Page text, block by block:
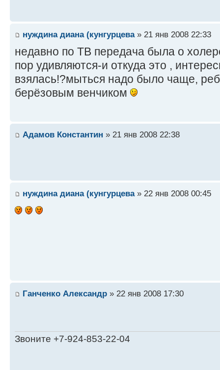
нуждина диана (кунгурцева» 21 янв 2008 22:33
недавно по ТВ передача была о
пор удивляются-и откуда это ,
взялась!?мыться надо было чаще,
берёзовым венчиком
Адамов Константин » 21 янв 2008 22:38
нуждина диана (кунгурцева» 22 янв 2008 00:45
Ганченко Александр » 22 янв 2008 17:30
Звоните +7-924-853-22-04